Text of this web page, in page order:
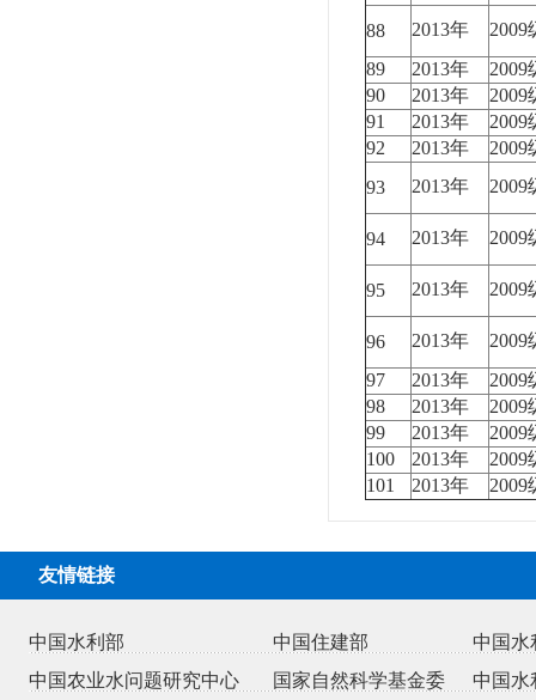
88 2013年
2009
89
2013年
2009
90
2013年
2009
91
2013年
2009
92
2013年
2009
93
2013年 2009
94 2013年 2009
95 2013年 2009
96 2013年
2009
97
2013年
2009
98
2013年
2009
99
2013年
2009
100
2013年
2009
101
2013年 2009
友情链接
中国水利部 中国住建部
中国水
中国农业水问题研究中心
国家自然科学基金委 中国水